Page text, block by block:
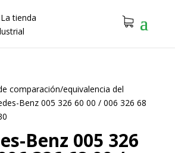
comparación/equivalencia del
Benz 005 326 60 00 / 006 326 68
Benz 005 326